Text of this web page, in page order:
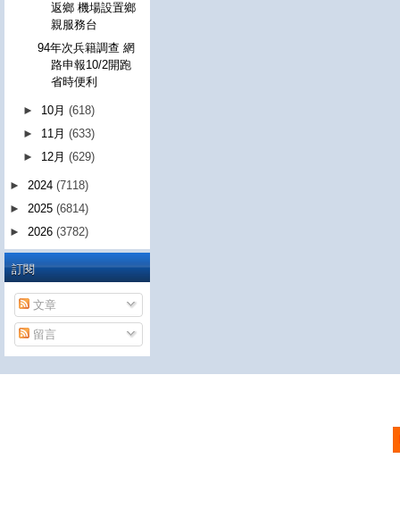
返鄉 機場設置鄉
親服務台
94年次兵籍調查 網
路申報10/2開跑
省時便利
► 10月(618)
► 11月(633)
► 12月(629)
► 2024 (7118)
► 2025 (6814)
► 2026 (3782)
訂閱
文章
留言